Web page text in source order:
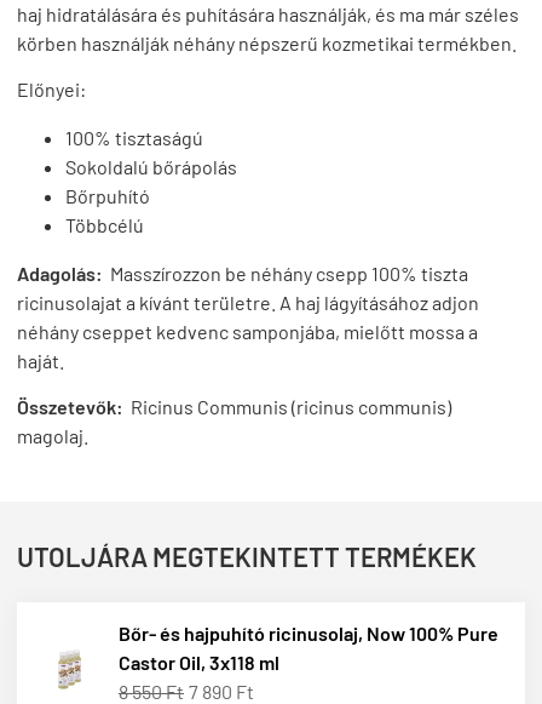
haj hidratálására és puhítására használják, és ma már széles
körben használják néhány népszerű kozmetikai termékben.
Előnyei:
100% tisztaságú
Sokoldalú bőrápolás
Bőrpuhító
Többcélú
Adagolás: Masszírozzon be néhány csepp 100% tiszta
ricinusolajat a kívánt területre. A haj lágyításához adjon
néhány cseppet kedvenc samponjába, mielőtt mossa a
haját.
Összetevők: Ricinus Communis (ricinus communis)
magolaj.
UTOLJÁRA MEGTEKINTETT TERMÉKEK
Bőr- és hajpuhító ricinusolaj, Now 100% Pure
Castor Oil, 3x118 ml
8 550 Ft 7 890 Ft